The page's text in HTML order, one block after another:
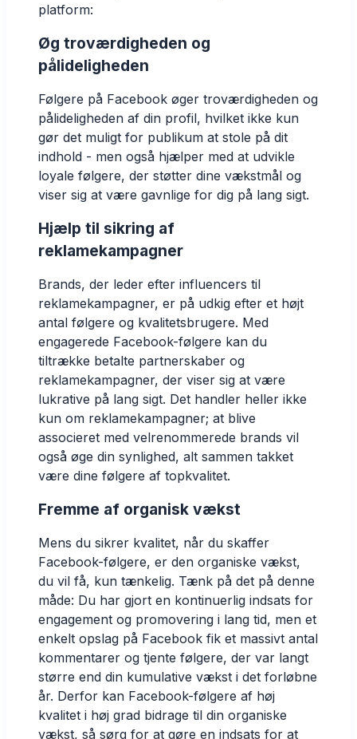
platform:
Øg troværdigheden og
pålideligheden
Følgere på Facebook øger troværdigheden og
pålideligheden af din profil, hvilket ikke kun
gør det muligt for publikum at stole på dit
indhold - men også hjælper med at udvikle
loyale følgere, der støtter dine vækstmål og
viser sig at være gavnlige for dig på lang sigt.
Hjælp til sikring af
reklamekampagner
Brands, der leder efter influencers til
reklamekampagner, er på udkig efter et højt
antal følgere og kvalitetsbrugere. Med
engagerede Facebook-følgere kan du
tiltrække betalte partnerskaber og
reklamekampagner, der viser sig at være
lukrative på lang sigt. Det handler heller ikke
kun om reklamekampagner; at blive
associeret med velrenommerede brands vil
også øge din synlighed, alt sammen takket
være dine følgere af topkvalitet.
Fremme af organisk vækst
Mens du sikrer kvalitet, når du skaffer
Facebook-følgere, er den organiske vækst,
du vil få, kun tænkelig. Tænk på det på denne
måde: Du har gjort en kontinuerlig indsats for
engagement og promovering i lang tid, men et
enkelt opslag på Facebook fik et massivt antal
kommentarer og tjente følgere, der var langt
større end din kumulative vækst i det forløbne
år. Derfor kan Facebook-følgere af høj
kvalitet i høj grad bidrage til din organiske
vækst, så sørg for at gøre en indsats for at